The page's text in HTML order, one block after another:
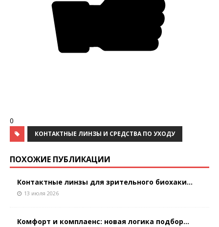
0
КОНТАКТНЫЕ ЛИНЗЫ И СРЕДСТВА ПО УХОДУ
ПОХОЖИЕ ПУБЛИКАЦИИ
Контактные линзы для зрительного биохаки...
13 июля 2026
Комфорт и комплаенс: новая логика подбор...